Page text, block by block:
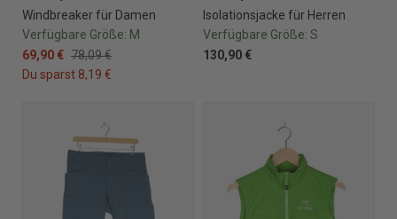
Windbreaker für Damen
Verfügbare Größe: M
69,90 € 78,09 €
Du sparst 8,19 €
Isolationsjacke für Herren
Verfügbare Größe: S
130,90 €